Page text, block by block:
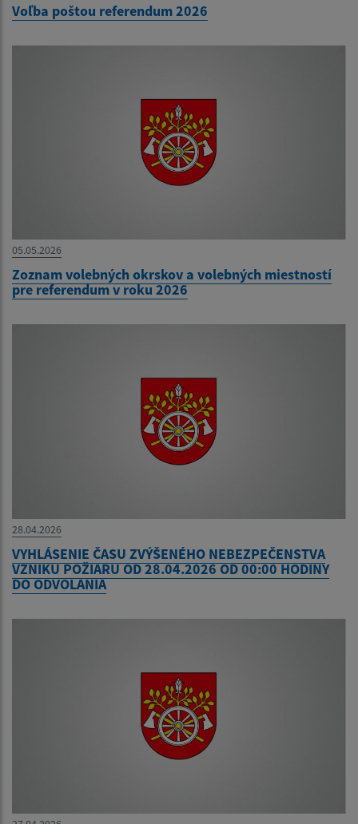
Voľba poštou referendum 2026
05.05.2026
Zoznam volebných okrskov a volebných miestností
pre referendum v roku 2026
28.04.2026
VYHLÁSENIE ČASU ZVÝŠENÉHO NEBEZPEČENSTVA
VZNIKU POŽIARU OD 28.04.2026 OD 00:00 HODINY
DO ODVOLANIA